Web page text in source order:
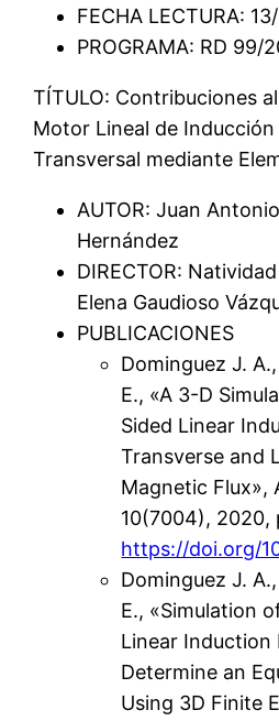
FECHA LECTURA:
PROGRAMA: RD 99/
TÍTULO: Contribuciones
Motor Lineal de Inducción
Transversal mediante
AUTOR: Juan
Hernández
DIRECTOR:
Elena Gaudioso
PUBLICACIONES
Dominguez J.
E., «A 3-D
Sided Linear
Transverse and
Magnetic Flux»,
10(7004), 2020,
https://doi.org/
Dominguez J.
E., «Simulation
Linear
Determine an
Using 3D Finite